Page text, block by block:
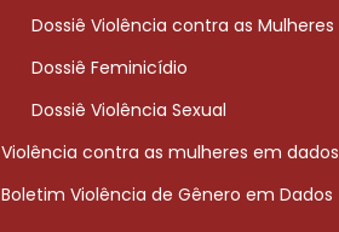
Dossiê Violência contra as Mulheres
Dossiê Feminicídio
Dossiê Violência Sexual
Violência contra as mulheres em dados
Boletim Violência de Gênero em Dados